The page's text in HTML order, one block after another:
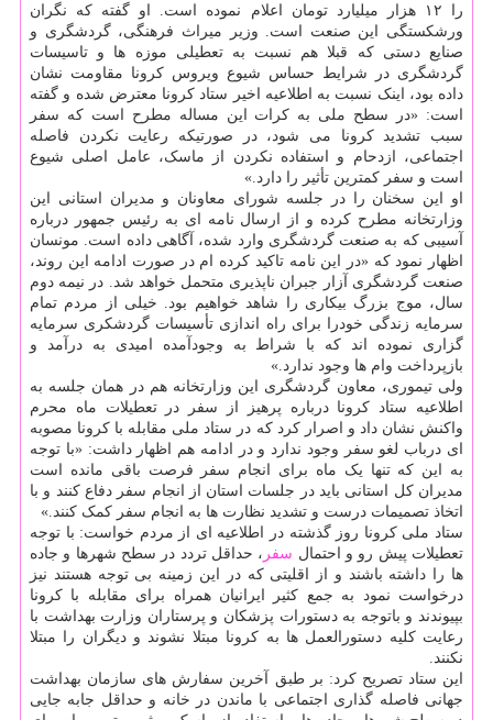
را ۱۲ هزار میلیارد تومان اعلام نموده است. او گفته که نگران
ورشکستگی این صنعت است. وزیر میراث فرهنگی، گردشگری و
صنایع دستی که قبلا هم نسبت به تعطیلی موزه ها و تاسیسات
گردشگری در شرایط حساس شیوع ویروس کرونا مقاومت نشان
داده بود، اینک نسبت به اطلاعیه اخیر ستاد کرونا معترض شده و گفته
است: «در سطح ملی به کرات این مساله مطرح است که سفر
سبب تشدید کرونا می شود، در صورتیکه رعایت نکردن فاصله
اجتماعی، ازدحام و استفاده نکردن از ماسک، عامل اصلی شیوع
است و سفر کمترین تأثیر را دارد.»
او این سخنان را در جلسه شورای معاونان و مدیران استانی این
وزارتخانه مطرح کرده و از ارسال نامه ای به رئیس جمهور درباره
آسیبی که به صنعت گردشگری وارد شده، آگاهی داده است. مونسان
اظهار نمود که «در این نامه تاکید کرده ام در صورت ادامه این روند،
صنعت گردشگری آزار جبران ناپذیری متحمل خواهد شد. در نیمه دوم
سال، موج بزرگ بیکاری را شاهد خواهیم بود. خیلی از مردم تمام
سرمایه زندگی خودرا برای راه اندازی تأسیسات گردشکری سرمایه
گزاری نموده اند که با شراط به وجودآمده امیدی به درآمد و
بازپرداخت وام ها وجود ندارد.»
ولی تیموری، معاون گردشگری این وزارتخانه هم در همان جلسه به
اطلاعیه ستاد کرونا درباره پرهیز از سفر در تعطیلات ماه محرم
واکنش نشان داد و اصرار کرد که در ستاد ملی مقابله با کرونا مصوبه
ای درباب لغو سفر وجود ندارد و در ادامه هم اظهار داشت: «با توجه
به این که تنها یک ماه برای انجام سفر فرصت باقی مانده است
مدیران کل استانی باید در جلسات استان از انجام سفر دفاع کنند و با
اتخاذ تصمیمات درست و تشدید نظارت ها به انجام سفر کمک کنند.»
ستاد ملی کرونا روز گذشته در اطلاعیه ای از مردم خواست: با توجه
تعطیلات پیش رو و احتمال سفر ، حداقل تردد در سطح شهرها و جاده
ها را داشته باشند و از اقلیتی که در این زمینه بی توجه هستند نیز
درخواست نمود به جمع کثیر ایرانیان همراه برای مقابله با کرونا
بپیوندند و باتوجه به دستورات پزشکان و پرستاران وزارت بهداشت با
رعایت کلیه دستورالعمل ها به کرونا مبتلا نشوند و دیگران را مبتلا
نکنند.
این ستاد تصریح کرد: بر طبق آخرین سفارش های سازمان بهداشت
جهانی فاصله گذاری اجتماعی با ماندن در خانه و حداقل جابه جایی